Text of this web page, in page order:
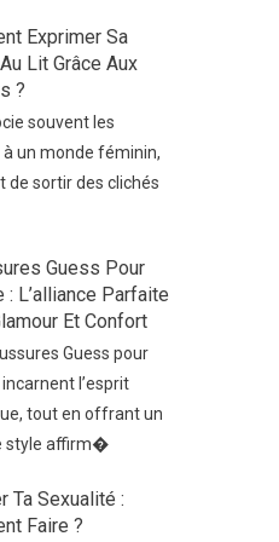
Exprimer Sa
Lit Grâce Aux
?
souvent les
un monde féminin,
de sortir des clichés
Guess Pour
: L’alliance Parfaite
Et Confort
Guess pour
l’esprit
tout en offrant un
style affirm�
Ta Sexualité :
Faire ?